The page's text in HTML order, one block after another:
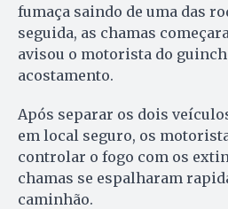
fumaça saindo de uma das
seguida, as chamas
avisou o motorista do
acostamento.
Após separar os dois
em local seguro, os
controlar o fogo com os
chamas se espalharam
caminhão.